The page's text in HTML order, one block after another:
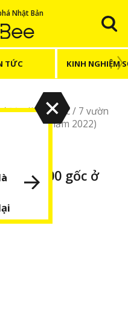
Nhật Bản
TỨC KINH NGHIỆM
/Địa điểm khác/ 7 vườn
(năm 2022)
NỔI BẬT
1000 gốc ở